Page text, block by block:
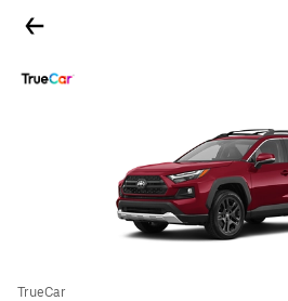
TrueCar